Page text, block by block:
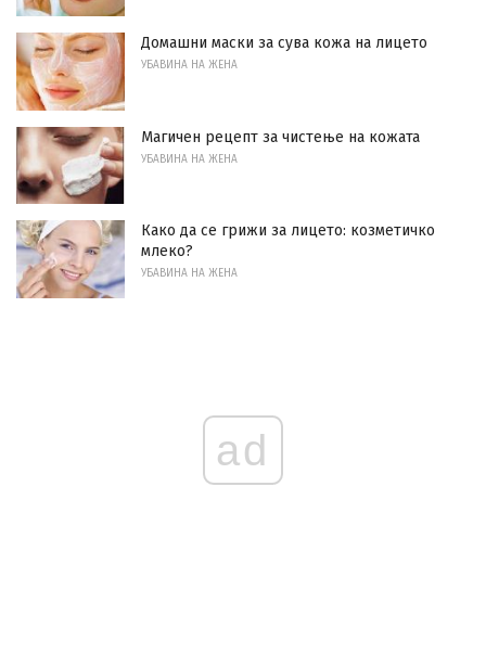
Домашни маски за сува кожа на лицето
УБАВИНА НА ЖЕНА
Магичен рецепт за чистење на кожата
УБАВИНА НА ЖЕНА
Како да се грижи за лицето: козметичко
млеко?
УБАВИНА НА ЖЕНА
ad